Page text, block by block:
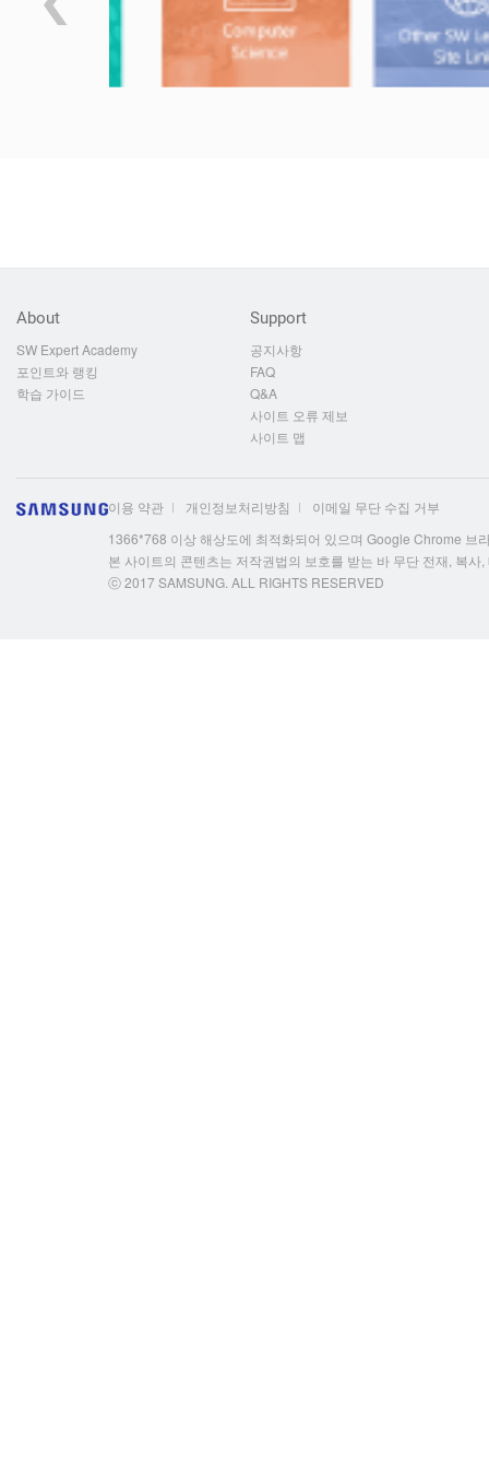
About
SW Expert Academy
포인트와 랭킹
학습 가이드
Support
공지사항
FAQ
Q&A
사이트 오류 제보
사이트 맵
이용 약관 개인정보처리방침
이메일 무단 수집 거부
1366*768 이상 해상도에 최적화되어 있으며 Google Chrome 브
본 사이트의 콘텐츠는 저작권법의 보호를 받는 바 무단 전재, 복사
ⓒ 2017 SAMSUNG. ALL RIGHTS RESERVED